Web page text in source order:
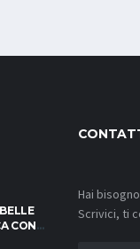
CON
Hai
Scrivici, ti